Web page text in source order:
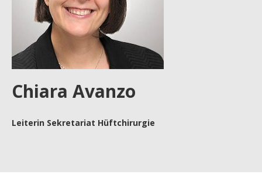
Chiara Avanzo
Leiterin Sekretariat Hüftchirurgie